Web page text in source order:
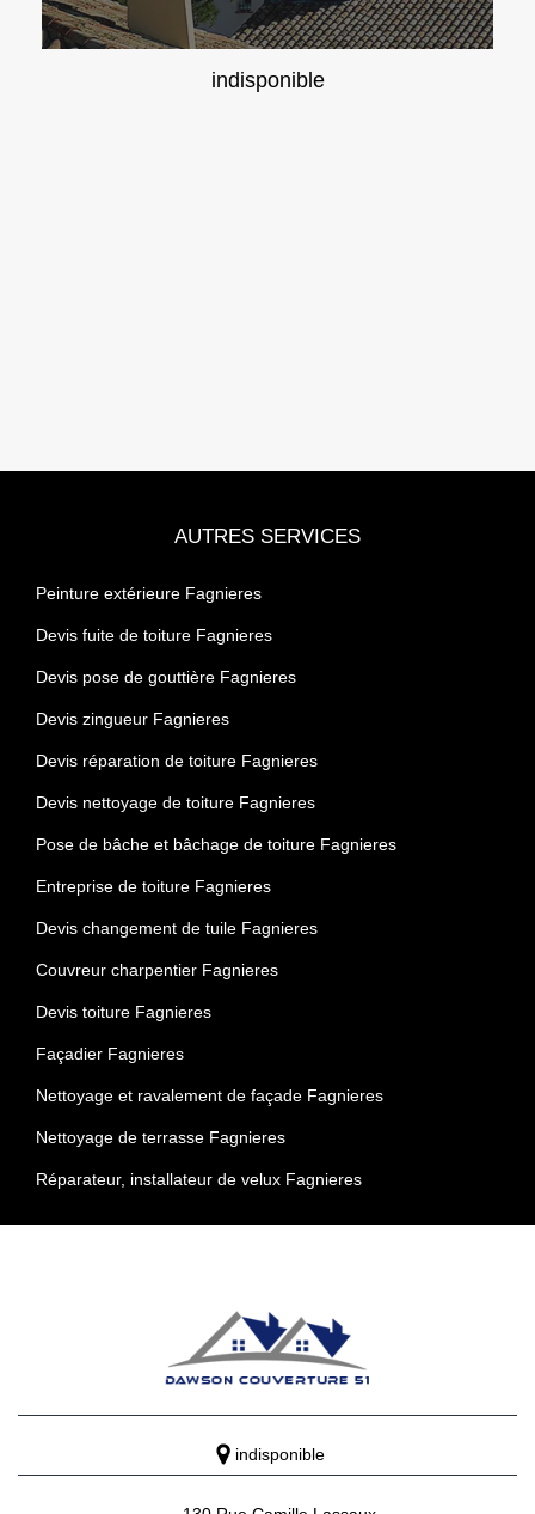
indisponible
AUTRES SERVICES
Peinture extérieure Fagnieres
Devis fuite de toiture Fagnieres
Devis pose de gouttière Fagnieres
Devis zingueur Fagnieres
Devis réparation de toiture Fagnieres
Devis nettoyage de toiture Fagnieres
Pose de bâche et bâchage de toiture Fagnieres
Entreprise de toiture Fagnieres
Devis changement de tuile Fagnieres
Couvreur charpentier Fagnieres
Devis toiture Fagnieres
Façadier Fagnieres
Nettoyage et ravalement de façade Fagnieres
Nettoyage de terrasse Fagnieres
Réparateur, installateur de velux Fagnieres
indisponible